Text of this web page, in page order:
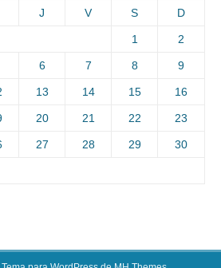
J V S D
1 2
6 7 8 9
13 14 15 16
20 21 22 23
27 28 29 30